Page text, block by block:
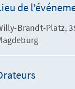
de
Brandt-Platz,